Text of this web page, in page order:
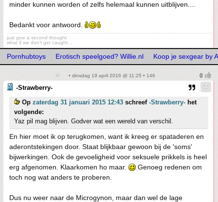
minder kunnen worden of zelfs helemaal kunnen uitblijven....
Bedankt voor antwoord.
just give a second thought
what if we don't get caught...
Pornhubtoys Erotisch speelgoed? Willie.nl Koop je sexgear by
• dinsdag 19 april 2016 @ 11:25 • 146
-Strawberry-
Op zaterdag 31 januari 2015 12:43 schreef -Strawberry- het
volgende:
Yaz pil mag blijven. Godver wat een wereld van verschil.
En hier moet ik op terugkomen, want ik kreeg er spataderen en
aderontstekingen door. Staat blijkbaar gewoon bij de 'soms'
bijwerkingen. Ook de gevoeligheid voor seksuele prikkels is heel
erg afgenomen. Klaarkomen ho maar.
Genoeg redenen om
toch nog wat anders te proberen.
Dus nu weer naar de Microgynon, maar dan wel de lage